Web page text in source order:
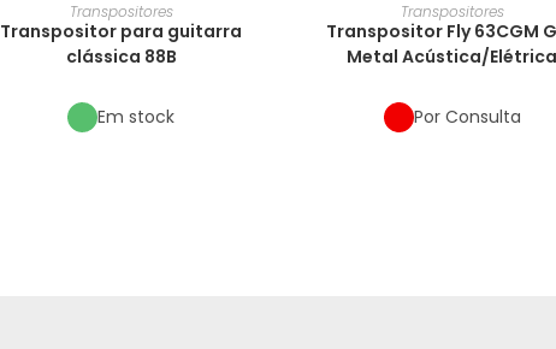
Transpositores
Transpositor para guitarra
clássica 88B
Em stock
Transpositores
Transpositor Fly 63CGM
Metal Acústica/Elétrica
Por Consulta